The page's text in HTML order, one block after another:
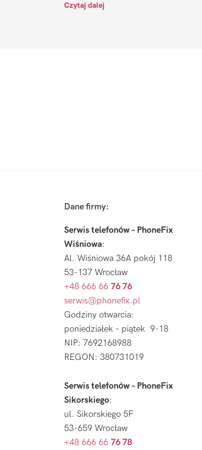
Czytaj dalej
Dane firmy:
Serwis telefonów – PhoneFix
Wiśniowa:
Al. Wiśniowa 36A pokój 118
53-137 Wrocław
+48 666 66 76 76
serwis@phonefix.pl
Godziny otwarcia:
poniedziałek – piątek 9-18
NIP: 7692168988
REGON: 380731019
Serwis telefonów – PhoneFix
Sikorskiego:
ul. Sikorskiego 5F
53-659 Wrocław
+48 666 66 76 78